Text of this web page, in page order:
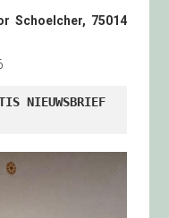
Schoelcher, 75014
NIEUWSBRIEF